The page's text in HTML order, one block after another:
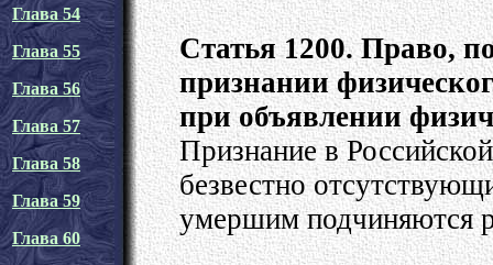
Глава 54
Глава 55
Глава 56
Глава 57
Глава 58
Глава 59
Глава 60
Статья 1200. Право,
признании
при объявлении
Признание в
безвестно
умершим подчиняются